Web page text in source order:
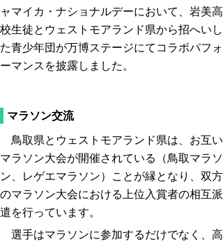
ャマイカ・ナショナルデーにおいて、岩美高
校生徒とウェストモアランド県から招へいし
た青少年団が万博ステージにてコラボパフォ
ーマンスを披露しました。
マラソン交流
鳥取県とウェストモアランド県は、お互い
マラソン大会が開催されている（鳥取マラソ
ン、レゲエマラソン）ことが縁となり、双方
のマラソン大会における上位入賞者の相互派
遣を行っています。
選手はマラソンに参加するだけでなく、高